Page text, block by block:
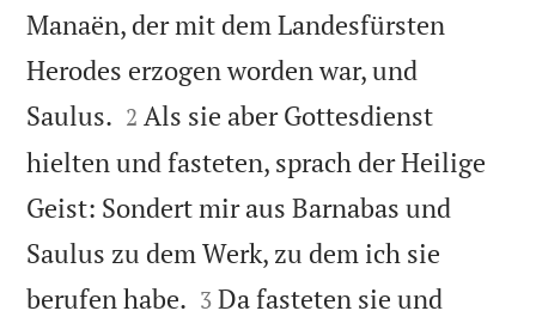
Manaën, der mit dem Landesfürsten
Herodes erzogen worden war, und
Saulus. 

2 Als sie aber Gottesdienst
hielten und fasteten, sprach der Heilige
Geist: Sondert mir aus Barnabas und
Saulus zu dem Werk, zu dem ich sie
berufen habe. 

3 Da fasteten sie und